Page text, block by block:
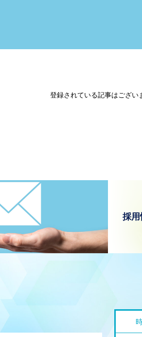
登録されている記事はござい
採用